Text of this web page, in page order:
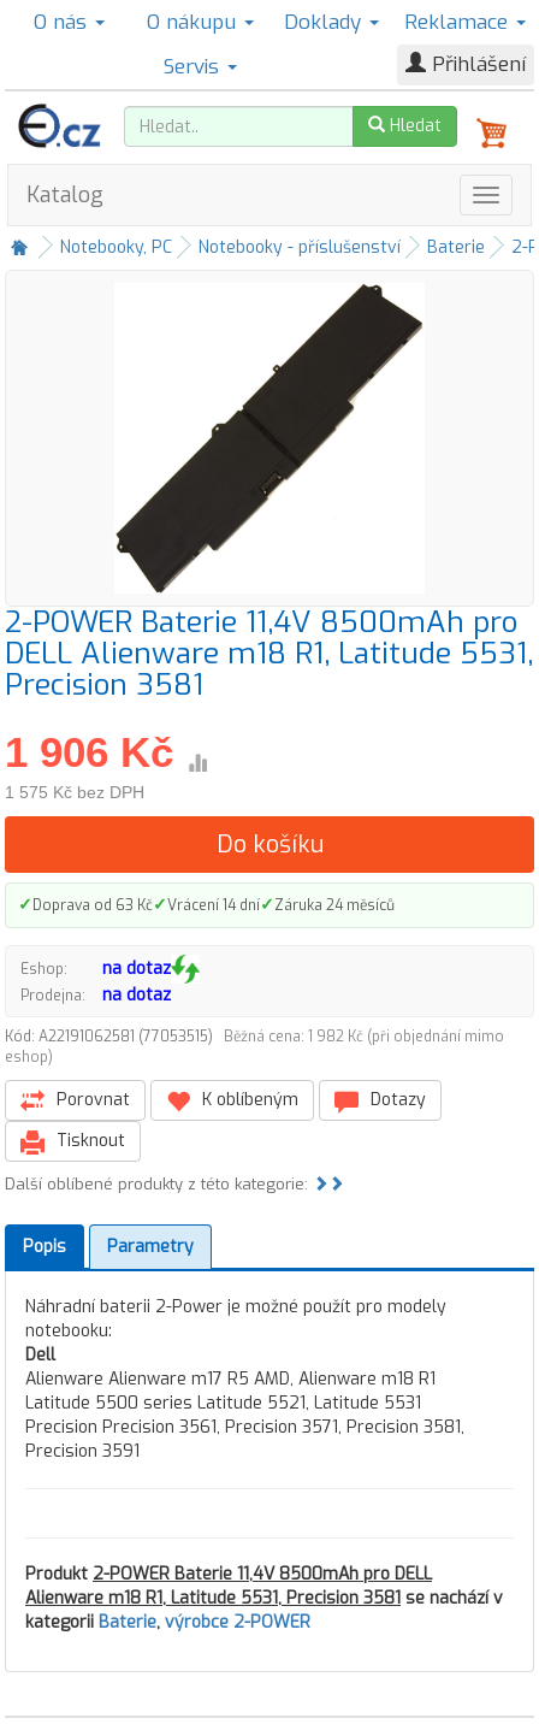
O nás O nákupu Doklady
Reklamace
Servis
Přihlášení
Hledat
Katalog
Notebooky, PC Notebooky - příslušenství Baterie 2-
2-POWER Baterie 11,4V 8500mAh pro
DELL Alienware m18 R1, Latitude 5531,
Precision 3581
1 906 Kč
1 575 Kč bez DPH
Do košíku
✓Doprava od 63 Kč✓Vrácení 14 dní✓Záruka 24 měsíců
Eshop: na dotaz
Prodejna: na dotaz
Kód: A22191062581 (77053515)
Běžná cena: 1 982 Kč (při objednání mimo
eshop)
Porovnat K oblíbeným
Dotazy
Tisknout
Další oblíbené produkty z této kategorie:
Popis Parametry
Náhradní baterii 2-Power je možné použít pro modely
notebooku:
Dell
Alienware Alienware m17 R5 AMD, Alienware m18 R1
Latitude 5500 series Latitude 5521, Latitude 5531
Precision Precision 3561, Precision 3571, Precision 3581,
Precision 3591
Produkt 2-POWER Baterie 11,4V 8500mAh pro DELL
Alienware m18 R1, Latitude 5531, Precision 3581 se nachází v
kategorii Baterie, výrobce 2-POWER